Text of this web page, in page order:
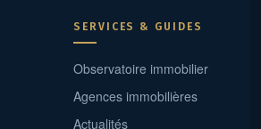
SERVICES & GUIDES
Observatoire immobilier
Agences immobilières
Actualités